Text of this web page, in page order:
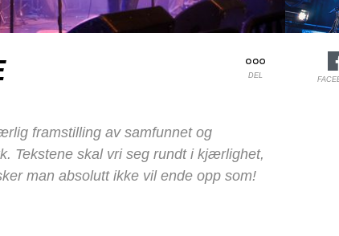
DEL
framstilling av samfunnet og
Tekstene skal vri seg rundt i kjærlighet,
man absolutt ikke vil ende opp som!